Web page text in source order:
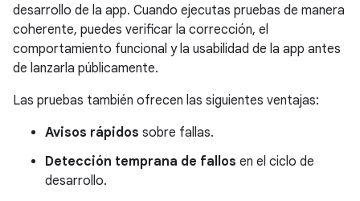
desarrollo de la app. Cuando ejecutas pruebas de manera
coherente, puedes verificar la corrección, el
comportamiento funcional y la usabilidad de la app antes
de lanzarla públicamente.
Las pruebas también ofrecen las siguientes ventajas:
Avisos rápidos sobre fallas.
Detección temprana de fallos en el ciclo de
desarrollo.